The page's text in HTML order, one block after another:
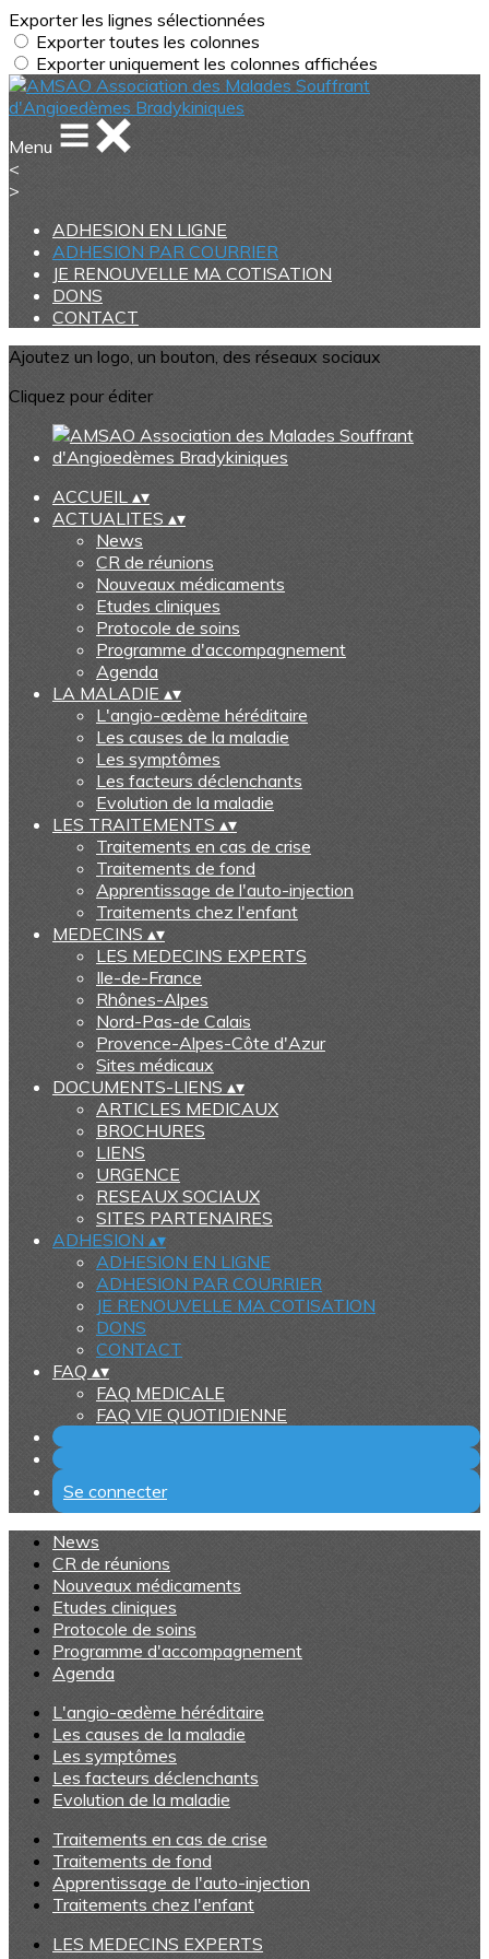
Exporter les lignes sélectionnées
Exporter toutes les colonnes
Exporter uniquement les colonnes affichées
Menu
<
>
ADHESION EN LIGNE
ADHESION PAR COURRIER
JE RENOUVELLE MA COTISATION
DONS
CONTACT
Ajoutez un logo, un bouton, des réseaux sociaux
Cliquez pour éditer
ACCUEIL ▴▾
ACTUALITES ▴▾
News
CR de réunions
Nouveaux médicaments
Etudes cliniques
Protocole de soins
Programme d'accompagnement
Agenda
LA MALADIE ▴▾
L'angio-œdème héréditaire
Les causes de la maladie
Les symptômes
Les facteurs déclenchants
Evolution de la maladie
LES TRAITEMENTS ▴▾
Traitements en cas de crise
Traitements de fond
Apprentissage de l'auto-injection
Traitements chez l'enfant
MEDECINS ▴▾
LES MEDECINS EXPERTS
Ile-de-France
Rhônes-Alpes
Nord-Pas-de Calais
Provence-Alpes-Côte d'Azur
Sites médicaux
DOCUMENTS-LIENS ▴▾
ARTICLES MEDICAUX
BROCHURES
LIENS
URGENCE
RESEAUX SOCIAUX
SITES PARTENAIRES
ADHESION ▴▾
ADHESION EN LIGNE
ADHESION PAR COURRIER
JE RENOUVELLE MA COTISATION
DONS
CONTACT
FAQ ▴▾
FAQ MEDICALE
FAQ VIE QUOTIDIENNE
Se connecter
News
CR de réunions
Nouveaux médicaments
Etudes cliniques
Protocole de soins
Programme d'accompagnement
Agenda
L'angio-œdème héréditaire
Les causes de la maladie
Les symptômes
Les facteurs déclenchants
Evolution de la maladie
Traitements en cas de crise
Traitements de fond
Apprentissage de l'auto-injection
Traitements chez l'enfant
LES MEDECINS EXPERTS